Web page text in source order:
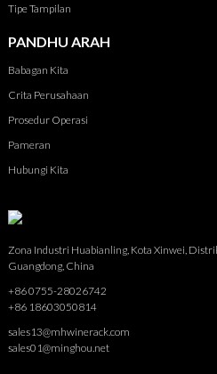
Tipe Tampilan
PANDHU ARAH
Babagan Kita
Crita Perusahaan
Prosedur Operasi
Pameran
Hubungi Kita
Zona Industri Huabianling, Kota Xinwei,
Guangdong, China
+86 0755-28026742
+86 18603050814
sales13@mhwinerack.com
sales01@minghou.net